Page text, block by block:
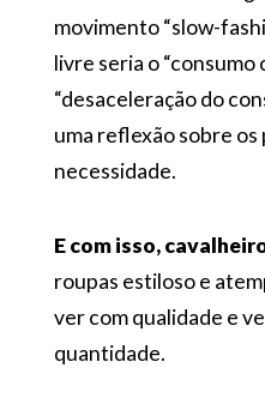
movimento “slow-
livre seria o “consumo
“desaceleração do
uma reflexão sobre os
necessidade.
E com isso,
roupas estiloso e
ver com qualidade e
quantidade.